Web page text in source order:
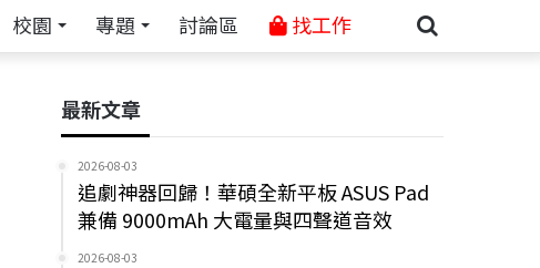
校園 專題 討論區 找工作
最新文章
2026-08-03
追劇神器回歸！華碩全新平板 ASUS Pad
兼備 9000mAh 大電量與四聲道音效
2026-08-03